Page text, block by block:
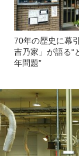
70年の歴史に幕
吉乃家」が語る“
年問題”